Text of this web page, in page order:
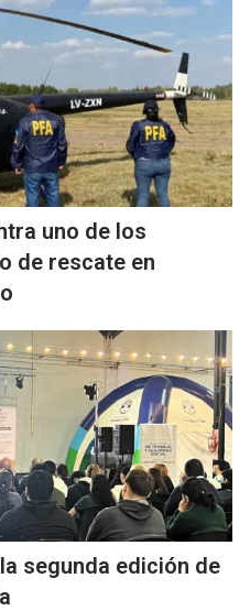
uno de los
de rescate en
segunda edición de